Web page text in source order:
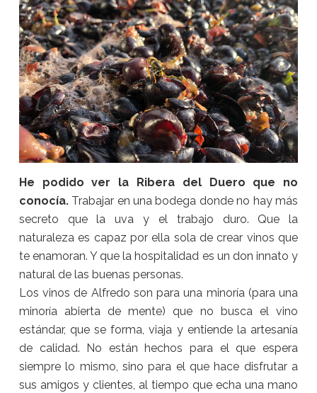
He podido ver la Ribera del Duero que no
conocía.Trabajar en una bodega donde no hay más
secreto que la uva y el trabajo duro. Que la
naturaleza es capaz por ella sola de crear vinos que
te enamoran. Y que la hospitalidad es un don innato y
natural de las buenas personas.
Los vinos de Alfredo son para una minoría (para una
minoría abierta de mente) que no busca el vino
estándar, que se forma, viaja y entiende la artesanía
de calidad. No están hechos para el que espera
siempre lo mismo, sino para el que hace disfrutar a
sus amigos y clientes, al tiempo que echa una mano